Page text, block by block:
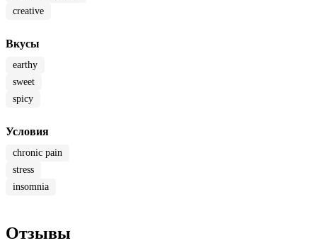
creative
Вкусы
earthy
sweet
spicy
Условия
chronic pain
stress
insomnia
Отзывы